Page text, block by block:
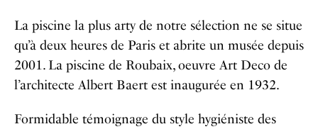
La piscine la plus arty de notre sélection ne se situe
qu’à deux heures de Paris et abrite un musée depuis
2001. La piscine de Roubaix, oeuvre Art Deco de
l’architecte Albert Baert est inaugurée en 1932.
Formidable témoignage du style hygiéniste des